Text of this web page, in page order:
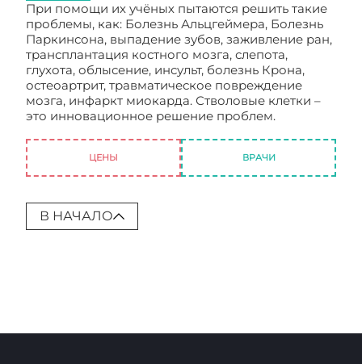
При помощи их учёных пытаются решить такие
проблемы, как: Болезнь Альцгеймера, Болезнь
Паркинсона, выпадение зубов, заживление ран,
трансплантация костного мозга, слепота,
глухота, облысение, инсульт, болезнь Крона,
остеоартрит, травматическое повреждение
мозга, инфаркт миокарда. Стволовые клетки –
это инновационное решение проблем.
ЦЕНЫ ВРАЧИ
В НАЧАЛО